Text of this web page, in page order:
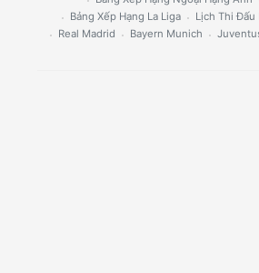
Bảng Xếp Hạng La Liga
Lịch Thi Đấu
Real Madrid
Bayern Munich